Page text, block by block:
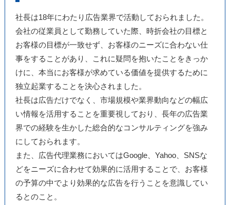
社長は18年にわたり広告業界で活動しておられました。
会社の従業員として勤務していた際、時折会社の目標と
お客様の目標が一致せず、お客様のニーズに合わない仕
事をすることがあり、これに疑問を抱いたことをきっか
けに、本当にお客様が求めている価値を提供するために
独立起業することを決心されました。
社長は広告だけでなく、市場規模や業界動向などの幅広
い情報を活用することを重要視しており、長年の広告業
界での経験を生かした総合的なコンサルティングを強み
にしておられます。
また、広告代理業務においてはGoogle、Yahoo、SNSな
どをニーズに合わせて効果的に活用することで、お客様
の予算の中でより効果的な広告を行うことを意識してい
るとのこと。